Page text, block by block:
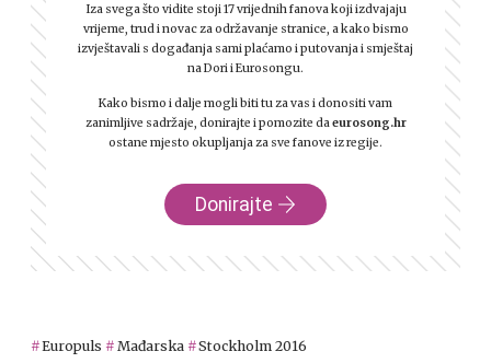
Iza svega što vidite stoji 17 vrijednih fanova koji izdvajaju
vrijeme, trud i novac za održavanje stranice, a kako bismo
izvještavali s događanja sami plaćamo i putovanja i smještaj
na Dori i Eurosongu.
Kako bismo i dalje mogli biti tu za vas i donositi vam
zanimljive sadržaje, donirajte i pomozite daeurosong.hr
ostane mjesto okupljanja za sve fanove iz regije.
Donirajte
Europuls Mađarska Stockholm 2016